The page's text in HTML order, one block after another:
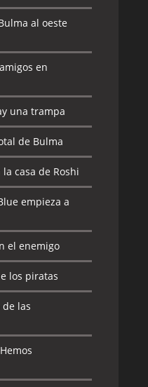
al oeste
en
una trampa
de Bulma
casa de Roshi
empieza a
el enemigo
los piratas
las